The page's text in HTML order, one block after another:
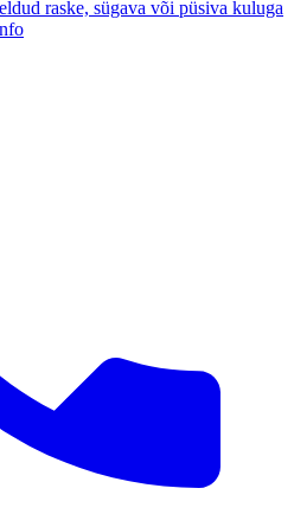
raske, sügava või püsiva kuluga